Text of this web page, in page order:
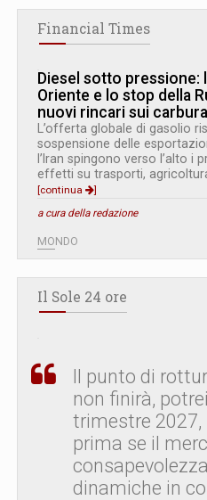
Financial Times
Diesel sotto pressione:
Oriente e lo stop della
nuovi rincari sui
L’offerta globale di gasolio
sospensione delle
l’Iran spingono verso l’alto i
effetti su trasporti,
[continua
]
a cura della redazione
MONDO
Il Sole 24 ore
Il punto di
non finirà,
trimestre 2027,
prima se il
dinamiche in